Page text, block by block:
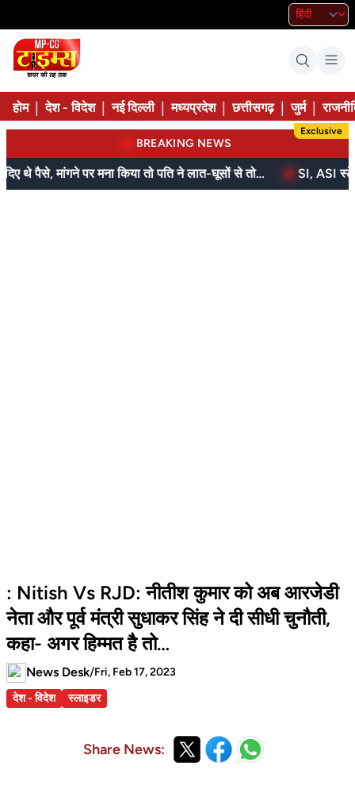
होम देश - विदेश नई दिल्ली मध्यप्रदेश छत्तीसगढ़ जुर्म
BREAKING NEWS
Exclusive
बेटे ने मां को दिए थे पैसे, मांगने पर मना किया तो पति ने लात-घूसों से तोड़ी तिल्ली; गिरफ्तार
: Nitish Vs RJD: नीतीश कुमार को अब आरजेडी
नेता और पूर्व मंत्री सुधाकर सिंह ने दी सीधी चुनौती,
कहा- अगर हिम्मत है तो…
News Desk/Fri, Feb 17, 2023
देश - विदेश
स्लाइडर
Share News: